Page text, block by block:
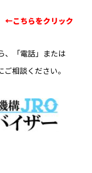
←こちらをクリック
、「電話」または
ご相談ください。